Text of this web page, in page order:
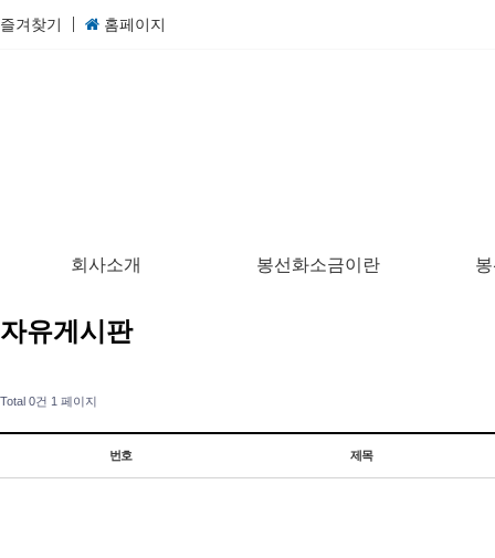
즐겨찾기 홈페이지
회사소개 봉선화소금이란
자유게시판
Total 0건 1 페이지
번호 제목